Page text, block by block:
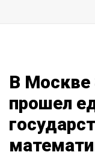
В Москве
прошел